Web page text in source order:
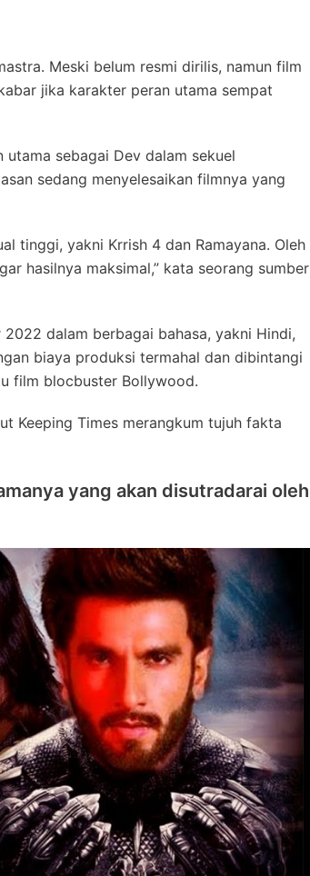
Meski belum resmi dirilis, namun film
jika karakter peran utama sempat
sebagai Dev dalam sekuel
sedang menyelesaikan filmnya yang
tinggi, yakni Krrish 4 dan Ramayana. Oleh
hasilnya maksimal,” kata seorang sumber
dalam berbagai bahasa, yakni Hindi,
biaya produksi termahal dan dibintangi
film blocbuster Bollywood.
Keeping Times merangkum tujuh fakta
yang akan disutradarai oleh